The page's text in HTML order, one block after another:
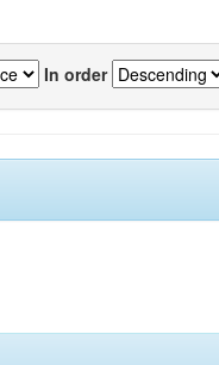
In order